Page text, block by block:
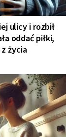
ulicy i rozbił
oddać piłki,
życia